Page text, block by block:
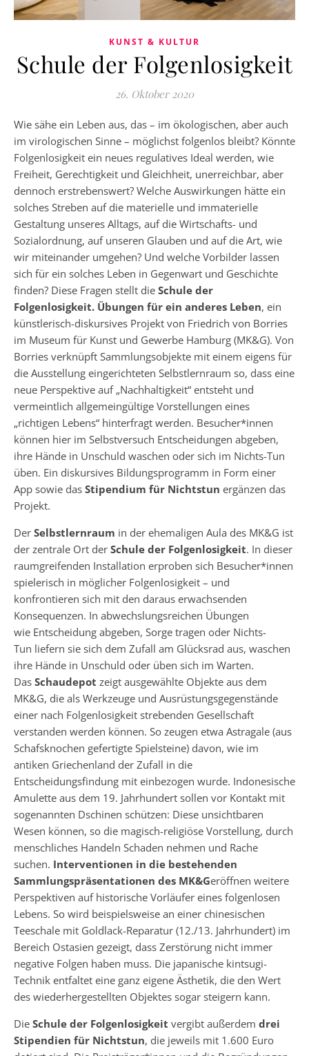
KUNST & KULTUR
Schule der Folgenlosigkeit
26. Oktober 2020
Wie sähe ein Leben aus, das – im ökologischen, aber auch
im virologischen Sinne – möglichst folgenlos bleibt? Könnte
Folgenlosigkeit ein neues regulatives Ideal werden, wie
Freiheit, Gerechtigkeit und Gleichheit, unerreichbar, aber
dennoch erstrebenswert? Welche Auswirkungen hätte ein
solches Streben auf die materielle und immaterielle
Gestaltung unseres Alltags, auf die Wirtschafts- und
Sozialordnung, auf unseren Glauben und auf die Art, wie
wir miteinander umgehen? Und welche Vorbilder lassen
sich für ein solches Leben in Gegenwart und Geschichte
finden? Diese Fragen stellt die Schule der
Folgenlosigkeit. Übungen für ein anderes Leben, ein
künstlerisch-diskursives Projekt von Friedrich von Borries
im Museum für Kunst und Gewerbe Hamburg (MK&G). Von
Borries verknüpft Sammlungsobjekte mit einem eigens für
die Ausstellung eingerichteten Selbstlernraum so, dass eine
neue Perspektive auf „Nachhaltigkeit“ entsteht und
vermeintlich allgemeingültige Vorstellungen eines
„richtigen Lebens“ hinterfragt werden. Besucher*innen
können hier im Selbstversuch Entscheidungen abgeben,
ihre Hände in Unschuld waschen oder sich im Nichts-Tun
üben. Ein diskursives Bildungsprogramm in Form einer
App sowie das Stipendium für Nichtstun ergänzen das
Projekt.
Der Selbstlernraum in der ehemaligen Aula des MK&G ist
der zentrale Ort der Schule der Folgenlosigkeit. In dieser
raumgreifenden Installation erproben sich Besucher*innen
spielerisch in möglicher Folgenlosigkeit – und
konfrontieren sich mit den daraus erwachsenden
Konsequenzen. In abwechslungsreichen Übungen
wie Entscheidung abgeben, Sorge tragen oder Nichts-
Tun liefern sie sich dem Zufall am Glücksrad aus, waschen
ihre Hände in Unschuld oder üben sich im Warten.
Das Schaudepot zeigt ausgewählte Objekte aus dem
MK&G, die als Werkzeuge und Ausrüstungsgegenstände
einer nach Folgenlosigkeit strebenden Gesellschaft
verstanden werden können. So zeugen etwa Astragale (aus
Schafsknochen gefertigte Spielsteine) davon, wie im
antiken Griechenland der Zufall in die
Entscheidungsfindung mit einbezogen wurde. Indonesische
Amulette aus dem 19. Jahrhundert sollen vor Kontakt mit
sogenannten Dschinen schützen: Diese unsichtbaren
Wesen können, so die magisch-religiöse Vorstellung, durch
menschliches Handeln Schaden nehmen und Rache
suchen. Interventionen in die bestehenden
Sammlungspräsentationen des MK&Geröffnen weitere
Perspektiven auf historische Vorläufer eines folgenlosen
Lebens. So wird beispielsweise an einer chinesischen
Teeschale mit Goldlack-Reparatur (12./13. Jahrhundert) im
Bereich Ostasien gezeigt, dass Zerstörung nicht immer
negative Folgen haben muss. Die japanische kintsugi-
Technik entfaltet eine ganz eigene Ästhetik, die den Wert
des wiederhergestellten Objektes sogar steigern kann.
Die Schule der Folgenlosigkeit vergibt außerdem drei
Stipendien für Nichtstun, die jeweils mit 1.600 Euro